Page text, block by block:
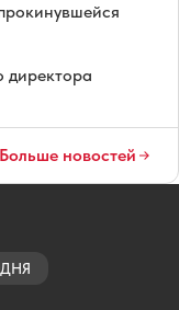
директора
Больше новостей